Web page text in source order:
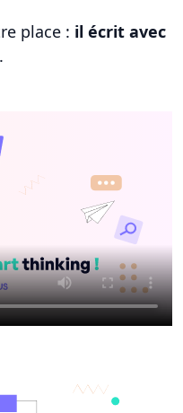
place : il écrit avec